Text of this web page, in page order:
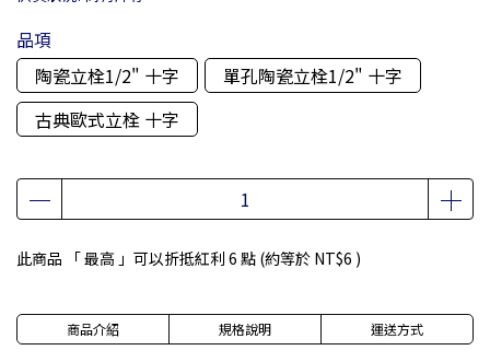
品項
陶瓷立栓1/2" 十字
單孔陶瓷立栓1/2" 十字
古典歐式立栓 十字
此商品 「 最高 」可以折抵紅利 6 點 (約等於 NT$6 )
商品介紹 規格說明 運送方式